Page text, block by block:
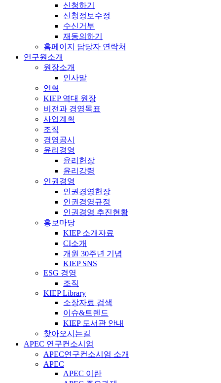
신청하기
신청정보수정
수신거부
재동의하기
홈페이지 담당자 연락처
연구원소개
원장소개
인사말
연혁
KIEP 역대 원장
비전과 경영목표
사업계획
조직
경영공시
윤리경영
윤리헌장
윤리강령
인권경영
인권경영헌장
인권경영규정
인권경영 추진현황
홍보마당
KIEP 소개자료
CI소개
개원 30주년 기념
KIEP SNS
ESG 경영
조직
KIEP Library
소장자료 검색
이슈&트렌드
KIEP 도서관 안내
찾아오시는길
APEC 연구컨소시엄
APEC연구컨소시엄 소개
APEC
APEC 이란